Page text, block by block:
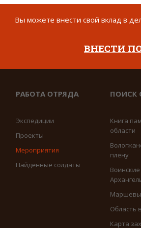
Вы можете внести свой вклад в
ВНЕСТИ
РАБОТА ОТРЯДА
Экспедиции
Проекты
Мероприятия
Найденные солдаты
ПОИСК
Книга
области
плену
Область
Карта